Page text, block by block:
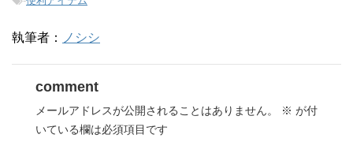
執筆者： ノシシ
comment
メールアドレスが公開されることはありません。 ※ が付
いている欄は必須項目です